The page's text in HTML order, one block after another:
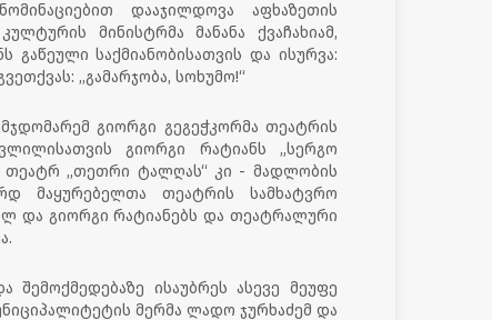
დააჯილდოვა აფხაზეთის
მინისტრმა მანანა ქვაჩახიამ,
საქმიანობისათვის და ისურვა:
,,გამარჯობა, სოხუმო!“
გიორგი გეგეჭკორმა თეატრის
გიორგი რატიანს „სერგო
თეატრ ,,თეთრი ტალღას“ კი - მადლობის
მაყურებელთა თეატრის სამხატვრო
და გიორგი რატიანებს და თეატრალური
ისაუბრეს ასევე მეუფე
მერმა ლადო ჯურხაძემ და